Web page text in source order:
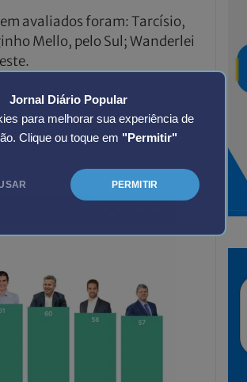
Jornal Diário Popular
para melhorar sua experiência de
Clique ou toque em "Permitir"
PERMITIR
avaliados foram: Tarcísio,
Mello, pelo Sul; Wanderlei
superiores a
por conta da
de problemas de
comenta o instituto de